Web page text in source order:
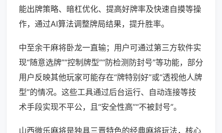
能出牌策略、暗杠优化、提高好牌率及快速自摸等操
作，通过AI算法调整牌局结果，提升胜率。
中至余干麻将卧龙一直输；用户可通过第三方软件实
现“随意选牌”“控制牌型”“防检测防封号”等功能，部分
用户反映其他玩家可能存在“牌特别好”或“透视他人牌
型”的情况。这些工具通过后台运行、自动连接等技
术手段实现不平公，且“安全性高”“不被封号”。
山西微乐麻将是独具三晋特色的经典麻将玩法，核心